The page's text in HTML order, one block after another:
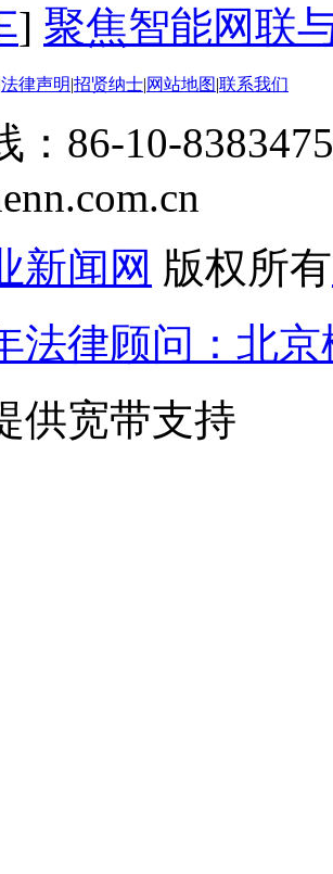
] 聚焦智能网联
法律声明|招贤纳士|网站地图|联系我们
：86-10-
新闻网 版权所有
法律顾问：北
供宽带支持